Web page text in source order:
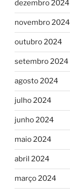
dezembro 2024
novembro 2024
outubro 2024
setembro 2024
agosto 2024
julho 2024
junho 2024
maio 2024
abril 2024
março 2024